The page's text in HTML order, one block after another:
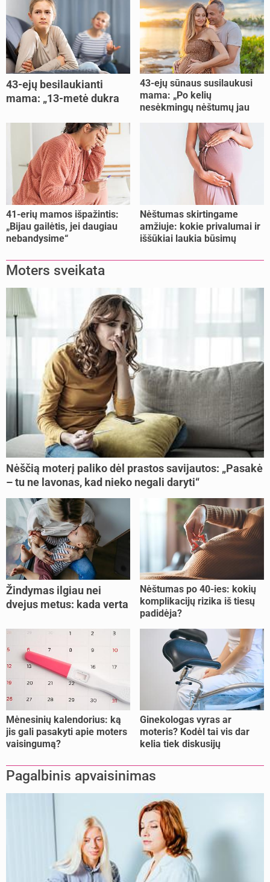
43-ejų besilaukianti
mama: „13-metė dukra
43-ejų sūnaus susilaukusi
mama: „Po kelių
nesėkmingų nėštumų jau
41-erių mamos išpažintis:
„Bijau gailėtis, jei daugiau
nebandysime“
Nėštumas skirtingame
amžiuje: kokie privalumai ir
iššūkiai laukia būsimų
Moters sveikata
Nėščią moterį paliko dėl prastos savijautos: „Pasakė
– tu ne lavonas, kad nieko negali daryti“
Žindymas ilgiau nei
dvejus metus: kada verta
nujunkyti?
Nėštumas po 40-ies: kokių
komplikacijų rizika iš tiesų
padidėja?
Mėnesinių kalendorius: ką
jis gali pasakyti apie moters
vaisingumą?
Ginekologas vyras ar
moteris? Kodėl tai vis dar
kelia tiek diskusijų
Pagalbinis apvaisinimas